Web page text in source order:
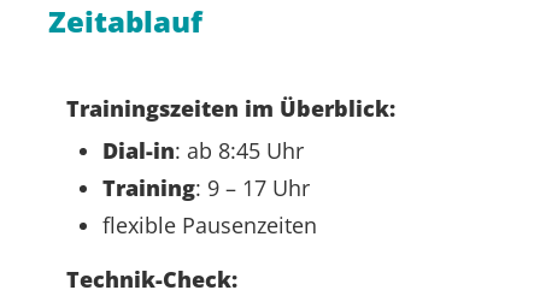
Zeitablauf
Trainingszeiten im Überblick:
Dial-in: ab 8:45 Uhr
Training: 9 – 17 Uhr
flexible Pausenzeiten
Technik-Check: